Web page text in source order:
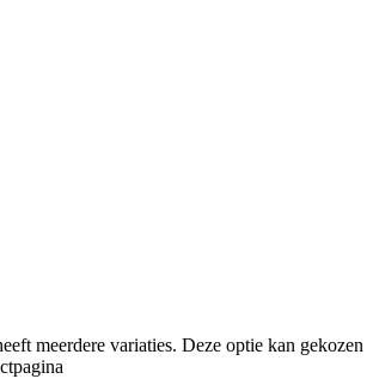
meerdere variaties. Deze optie kan gekozen